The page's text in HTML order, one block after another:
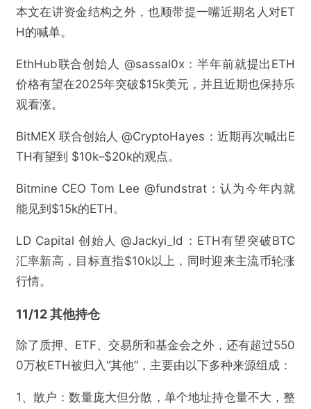
本文在讲资金结构之外，也顺带提一嘴近期名人对ET
H的喊单。
EthHub联合创始人 @sassal0x：半年前就提出ETH
价格有望在2025年突破$15k美元，并且近期也保持乐
观看涨。
BitMEX 联合创始人 @CryptoHayes：近期再次喊出E
TH有望到 $10k–$20k的观点。
Bitmine CEO Tom Lee @fundstrat：认为今年内就
能见到$15k的ETH。
LD Capital 创始人 @Jackyi_ld：ETH有望突破BTC
汇率新高，目标直指$10k以上，同时迎来主流币轮涨
行情。
11/12 其他持仓
除了质押、ETF、交易所和基金会之外，还有超过550
0万枚ETH被归入“其他”，主要由以下多种来源组成：
1、散户：数量庞大但分散，单个地址持仓量不大，整